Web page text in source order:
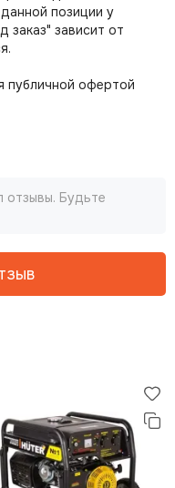
позиции у
заказ" зависит от
публичной офертой
отзывы. Будьте